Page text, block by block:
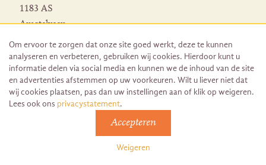
1183 AS
Amstelveen
Herroeping
bestelling
© 2026 Uitgeverij Juwelenschip. Duurzaam ontwikkeld door
Go2People
Algemene voorwaarden | Sitemap
Om ervoor te zorgen dat onze site goed werkt, deze te kunnen
analyseren en verbeteren, gebruiken wij cookies. Hierdoor kunt u
informatie delen via social media en kunnen we de inhoud van de site
en advertenties afstemmen op uw voorkeuren. Wilt u liever niet dat
wij cookies plaatsen, pas dan uw instellingen aan of klik op weigeren.
Lees ook ons privacystatement.
Accepteren
Weigeren